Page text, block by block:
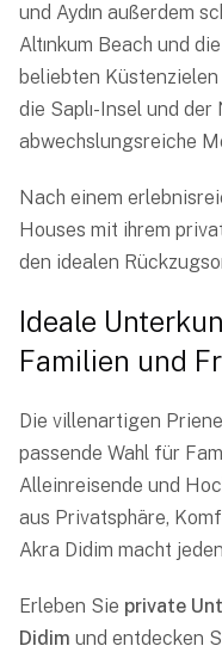
und Aydın außerdem
Altınkum Beach und
beliebten
die Saplı-Insel und
abwechslungsreiche
Nach einem
Houses mit ihrem
den idealen
Ideale
Familien und
Die villenartigen
passende Wahl für
Alleinreisende und
aus Privatsphäre,
Akra Didim macht
Erleben Sie private
Didim und entdecken